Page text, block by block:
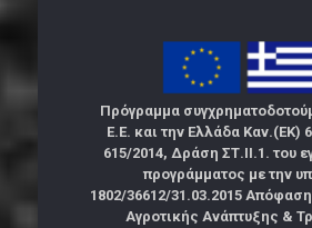
Πρόγραμμα
Ε.Ε. και την Ελλάδα Καν.(ΕΚ)
615/2014, Δράση ΣΤ.ΙΙ.1. του
προγράμματος με την
1802/36612/31.03.2015
Αγροτικής Ανάπτυξης &